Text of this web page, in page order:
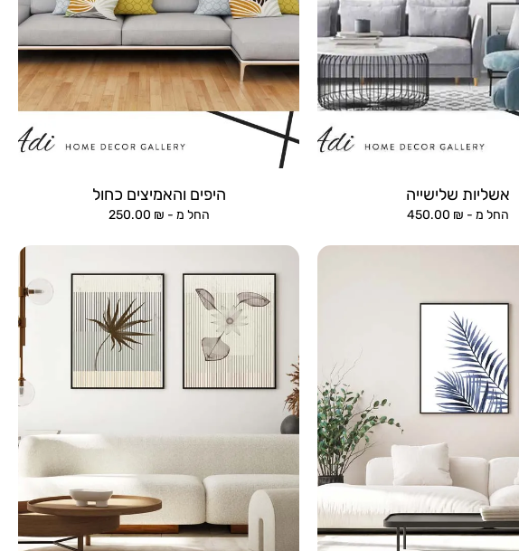
אשליות שלישייה
החל מ - 450.00 ₪
היפים והאמיצים כחול
החל מ - 250.00 ₪